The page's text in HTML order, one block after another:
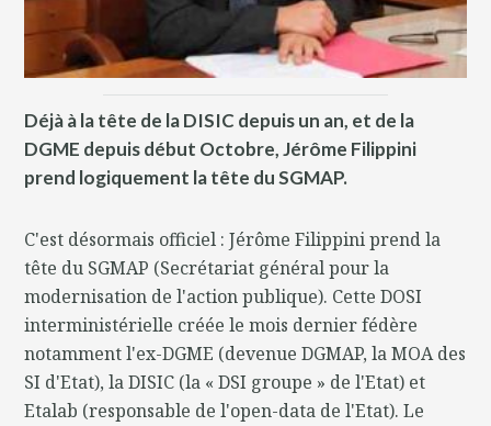
Déjà à la tête de la DISIC depuis un an, et de la
DGME depuis début Octobre, Jérôme Filippini
prend logiquement la tête du SGMAP.
C'est désormais officiel : Jérôme Filippini prend la
tête du SGMAP (Secrétariat général pour la
modernisation de l'action publique). Cette DOSI
interministérielle créée le mois dernier fédère
notamment l'ex-DGME (devenue DGMAP, la MOA des
SI d'Etat), la DISIC (la « DSI groupe » de l'Etat) et
Etalab (responsable de l'open-data de l'Etat). Le